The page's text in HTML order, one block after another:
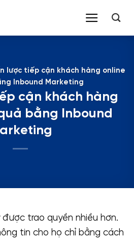
lược tiếp cận khách hàng online
Inbound Marketing
cận khách hàng
bằng Inbound
trao quyền nhiều hơn.
tin cho họ chỉ bằng cách